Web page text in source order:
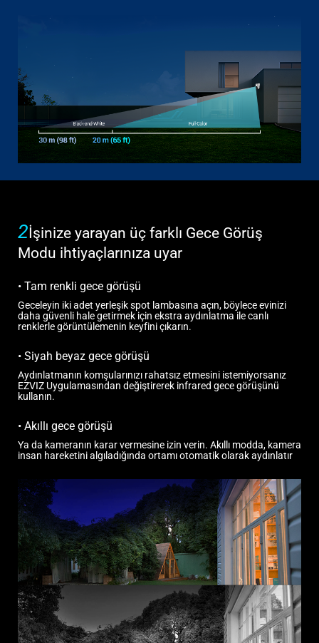
2İşinize yarayan üç farklı Gece Görüş
Modu ihtiyaçlarınıza uyar
• Tam renkli gece görüşü
Geceleyin iki adet yerleşik spot lambasına açın, böylece evinizi
daha güvenli hale getirmek için ekstra aydınlatma ile canlı
renklerle görüntülemenin keyfini çıkarın.
•Siyah beyaz gece görüşü
Aydınlatmanın komşularınızı rahatsız etmesini istemiyorsanız
EZVIZ Uygulamasından değiştirerek infrared gece görüşünü
kullanın.
•Akıllı gece görüşü
Ya da kameranın karar vermesine izin verin. Akıllı modda, kamera
insan hareketini algıladığında ortamı otomatik olarak aydınlatır